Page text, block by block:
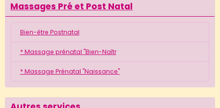
Massages Pré et Post Natal
Bien-être Postnatal
* Massage prénatal "Bien-Naîtr
* Massage Prénatal "Naissance"